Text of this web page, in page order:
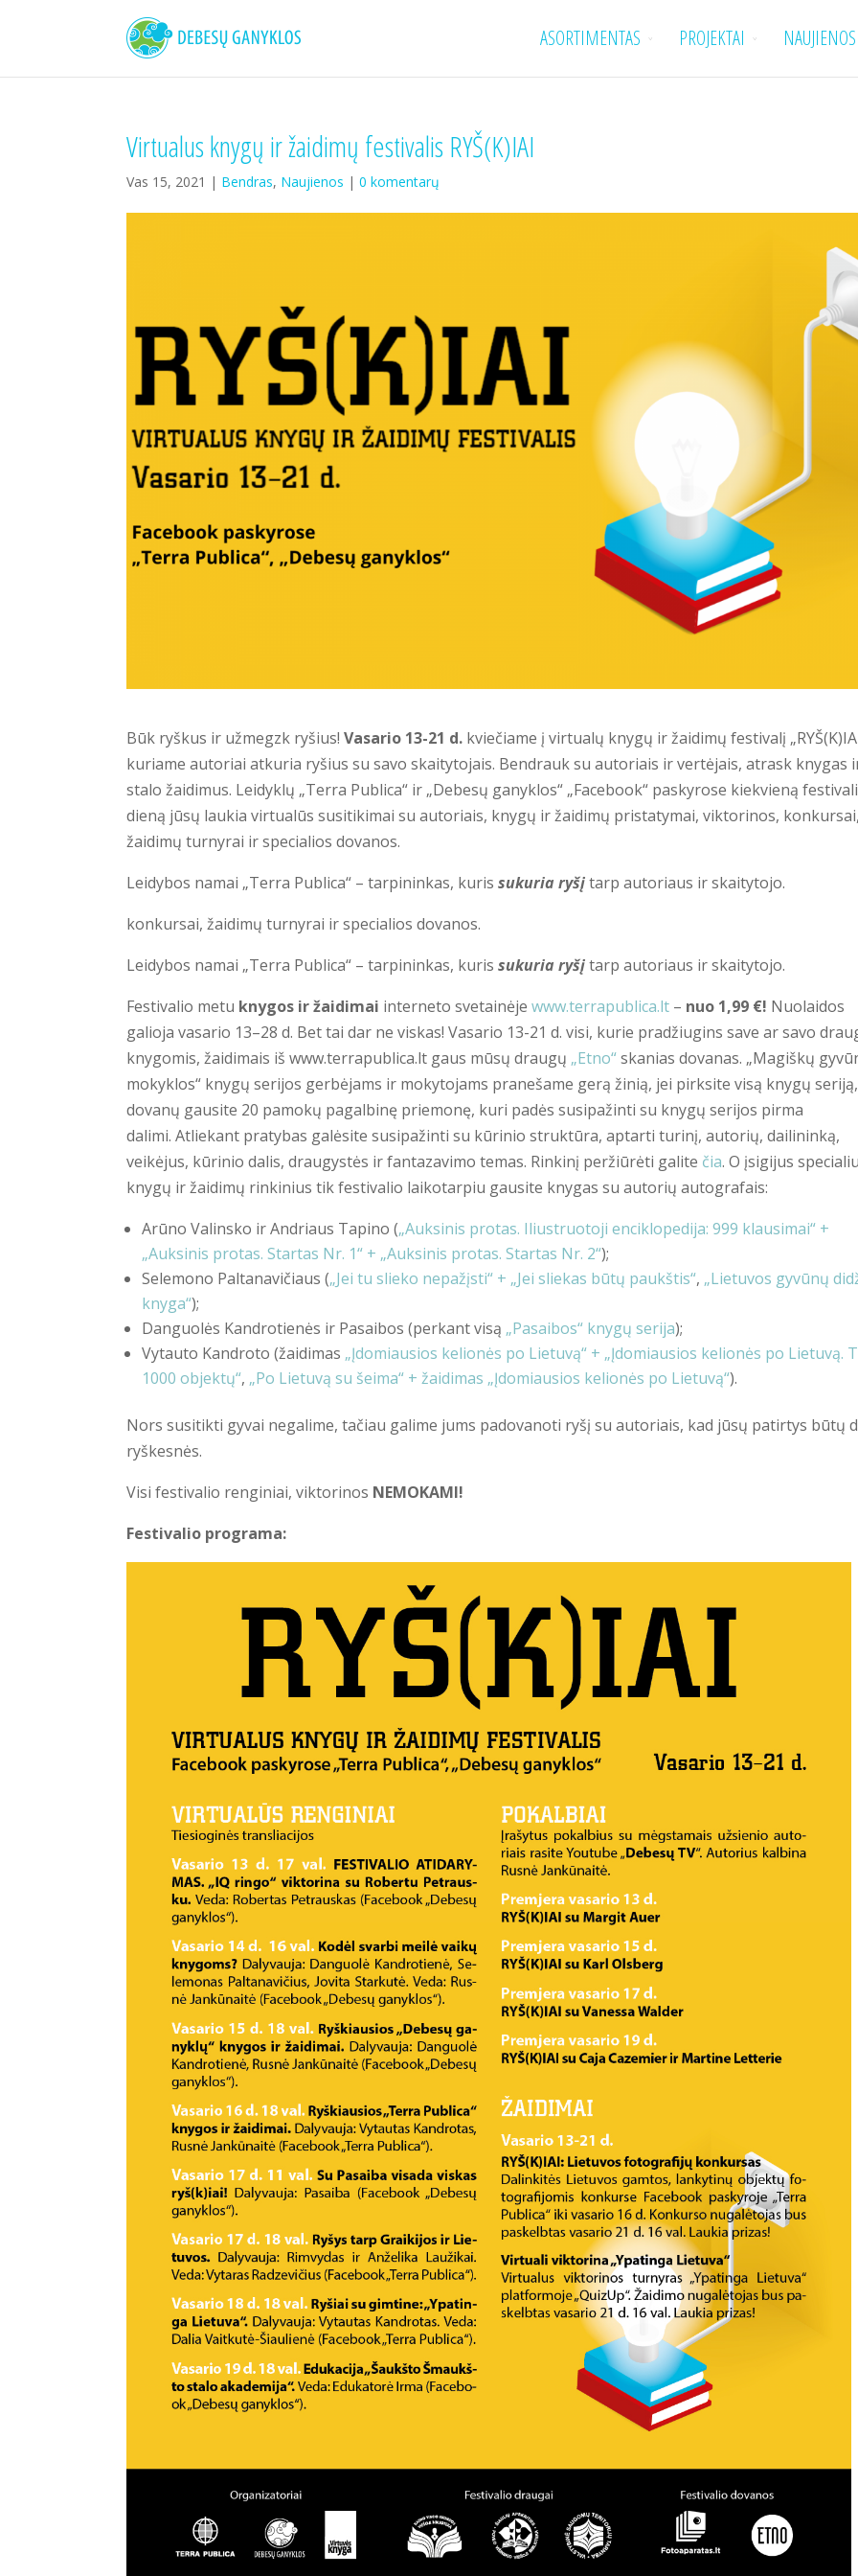
ASORTIMENTAS PROJEKTAI NAUJIENOS
Virtualus knygų ir žaidimų festivalis RYŠ(K)IAI
Vas 15, 2021 | Bendras, Naujienos | 0 komentarų
Būk ryškus ir užmegzk ryšius! Vasario 13-21 d. kviečiame į virtualų knygų ir žaidimų festivalį
kuriame autoriai atkuria ryšius su savo skaitytojais. Bendrauk su autoriais ir vertėjais, atrask knygas
stalo žaidimus. Leidyklų „Terra Publica“ ir „Debesų ganyklos“ „Facebook“ paskyrose kiekvieną
dieną jūsų laukia virtualūs susitikimai su autoriais, knygų ir žaidimų pristatymai, viktorinos, konkursai,
žaidimų turnyrai ir specialios dovanos.
Leidybos namai „Terra Publica“ – tarpininkas, kuris sukuria ryšįtarp autoriaus ir skaitytojo.
konkursai, žaidimų turnyrai ir specialios dovanos.
Leidybos namai „Terra Publica“ – tarpininkas, kuris sukuria ryšįtarp autoriaus ir skaitytojo.
Festivalio metu knygos ir žaidimai interneto svetainėje www.terrapublica.lt – nuo 1,99 €! Nuolaidos
galioja vasario 13–28 d. Bet tai dar ne viskas! Vasario 13-21 d. visi, kurie pradžiugins save ar savo
knygomis, žaidimais iš www.terrapublica.lt gaus mūsų draugų „Etno“skanias dovanas. „Magiškų
mokyklos“ knygų serijos gerbėjams ir mokytojams pranešame gerą žinią, jei pirksite visą knygų seriją,
dovanų gausite 20 pamokų pagalbinę priemonę, kuri padės susipažinti su knygų serijos pirma
dalimi. Atliekant pratybas galėsite susipažinti su kūrinio struktūra, aptarti turinį, autorių, dailininką,
veikėjus, kūrinio dalis, draugystės ir fantazavimo temas. Rinkinį peržiūrėti galite čia. O įsigijus
knygų ir žaidimų rinkinius tik festivalio laikotarpiu gausite knygas su autorių autografais:
Arūno Valinsko ir Andriaus Tapino („Auksinis protas. Iliustruotoji enciklopedija: 999 klausimai“ +
„Auksinis protas. Startas Nr. 1“ + „Auksinis protas. Startas Nr. 2“);
Selemono Paltanavičiaus („Jei tu slieko nepažįsti“ + „Jei sliekas būtų paukštis“, „Lietuvos gyvūnų
knyga“);
Danguolės Kandrotienės ir Pasaibos (perkant visą „Pasaibos“ knygų serija);
Vytauto Kandroto (žaidimas „Įdomiausios kelionės po Lietuvą“ + „Įdomiausios kelionės po Lietuvą.
1000 objektų“, „Po Lietuvą su šeima“ + žaidimas „Įdomiausios kelionės po Lietuvą“).
Nors susitikti gyvai negalime, tačiau galime jums padovanoti ryšį su autoriais, kad jūsų patirtys būtų
ryškesnės.
Visi festivalio renginiai, viktorinos NEMOKAMI!
Festivalio programa: